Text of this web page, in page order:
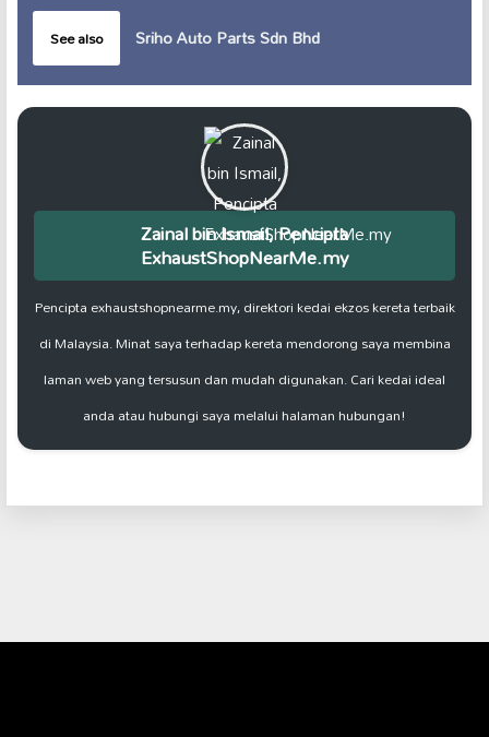
See also Sriho Auto Parts Sdn Bhd
Zainal bin Ismail, Pencipta
ExhaustShopNearMe.my
Pencipta exhaustshopnearme.my, direktori kedai ekzos kereta terbaik
di Malaysia. Minat saya terhadap kereta mendorong saya membina
laman web yang tersusun dan mudah digunakan. Cari kedai ideal
anda atau hubungi saya melalui halaman hubungan!